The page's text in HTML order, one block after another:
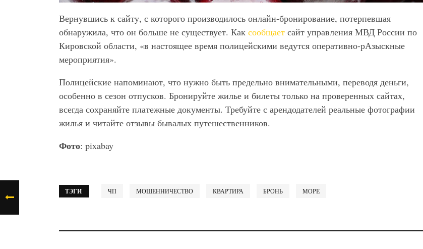
Вернувшись к сайту, с которого производилось онлайн-бронирование, потерпевшая
обнаружила, что он больше не существует. Как сообщает сайт управления МВД России по
Кировской области, «в настоящее время полицейскими ведутся оперативно-рАзыскные
мероприятия».
Полицейские напоминают, что нужно быть предельно внимательными, переводя деньги,
особенно в сезон отпусков. Бронируйте жилье и билеты только на проверенных сайтах,
всегда сохраняйте платежные документы. Требуйте с арендодателей реальные фотографии
жилья и читайте отзывы бывалых путешественников.
Фото: pixabay
ТЭГИ ЧП МОШЕННИЧЕСТВО КВАРТИРА БРОНЬ МОРЕ